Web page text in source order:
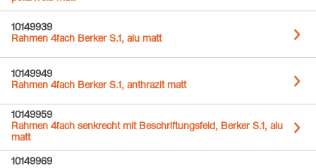
10149939
Rahmen 4fach Berker S.1, alu matt
10149949
Rahmen 4fach Berker S.1, anthrazit matt
10149959
Rahmen 4fach senkrecht mit Beschriftungsfeld, Berker S.1, alu
matt
10149969